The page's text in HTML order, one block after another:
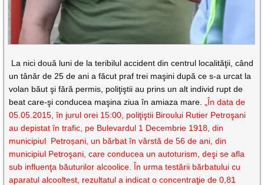
La nici două luni de la teribilul accident din centrul localităţii, când
un tânăr de 25 de ani a făcut praf trei maşini după ce s-a urcat la
volan băut şi fără permis, poliţiştii au prins un alt individ rupt de
beat care-şi conducea maşina ziua în amiaza mare.
„În data de
05.05.2015, în jurul orei 15:00, poliţiştii Biroului Rutier Petroşani
au depistat în trafic, pe Bulevardul 1 Decembrie 1918, din
municipiul Petroșani, un bărbat în vârstă de 56 de ani, din
municipiul Petroşani, care conducea un autoturism, deşi se afla
sub influenţa băuturilor alcoolice. În urma testării bărbatului cu
aparatul alcooltest, rezultatul a indicat o concentraţie de 0,81